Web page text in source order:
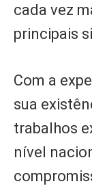
cada vez
principais
Com a
sua
trabalhos
nível